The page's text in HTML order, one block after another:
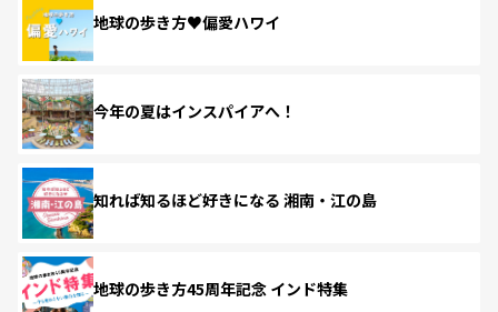
地球の歩き方♥偏愛ハワイ
今年の夏はインスパイアへ！
知れば知るほど好きになる 湘南・江の島
地球の歩き方45周年記念 インド特集